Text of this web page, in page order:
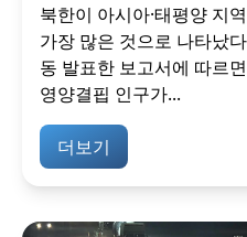
북한이 아시아·태평양 지
가장 많은 것으로 나타났
동 발표한 보고서에 따르
영양결핍 인구가...
더보기